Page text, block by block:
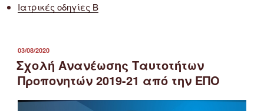
Ιατρικές οδηγίες Β
ΔΗΜΟΣΙΕΎΤΗΚΕ
ΣΤΙΣ
03/08/2020
Σχολή Ανανέωσης Ταυτοτήτων
Προπονητών 2019-21 από την ΕΠΟ